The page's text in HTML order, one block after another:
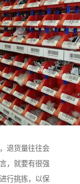
退货量往往会
，就要有很强
行挑拣，以保